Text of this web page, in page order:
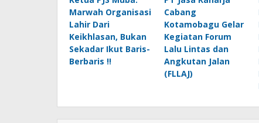
Marwah Organisasi
Lahir Dari
Keikhlasan, Bukan
Sekadar Ikut Baris-
Berbaris !!
Cabang
Kotamobagu Gelar
Kegiatan Forum
Lalu Lintas dan
Angkutan Jalan
(FLLAJ)